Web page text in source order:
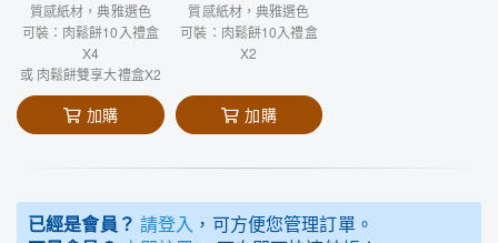
質感紙材，典雅選色
可裝：肉鬆餅10入禮盒
X4
或 肉鬆餅雙享大禮盒X2
加購
質感紙材，典雅選色
可裝：肉鬆餅10入禮盒
X2
加購
已經是會員？ 請登入 ，可方便您管理訂單。